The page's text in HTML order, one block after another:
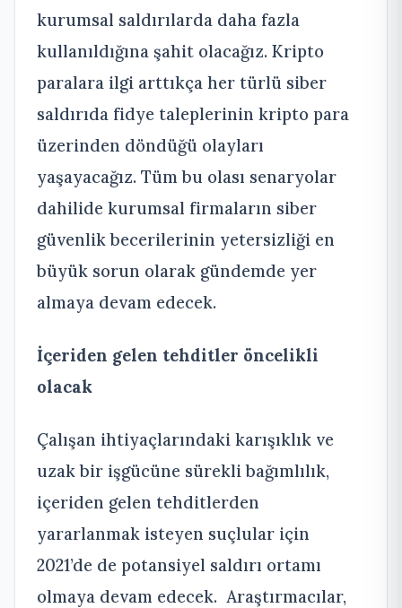
kurumsal saldırılarda daha fazla
kullanıldığına şahit olacağız. Kripto
paralara ilgi arttıkça her türlü siber
saldırıda fidye taleplerinin kripto para
üzerinden döndüğü olayları
yaşayacağız. Tüm bu olası senaryolar
dahilide kurumsal firmaların siber
güvenlik becerilerinin yetersizliği en
büyük sorun olarak gündemde yer
almaya devam edecek.
İçeriden gelen tehditler öncelikli
olacak
Çalışan ihtiyaçlarındaki karışıklık ve
uzak bir işgücüne sürekli bağımlılık,
içeriden gelen tehditlerden
yararlanmak isteyen suçlular için
2021’de de potansiyel saldırı ortamı
olmaya devam edecek. Araştırmacılar,